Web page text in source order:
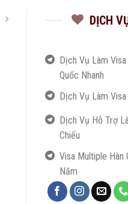
DỊCH
Dịch Vụ Làm Visa
Quốc Nhanh
Dịch Vụ Làm Visa
Dịch Vụ Hỗ Trợ
Chiếu
Visa Multiple Hàn
Năm